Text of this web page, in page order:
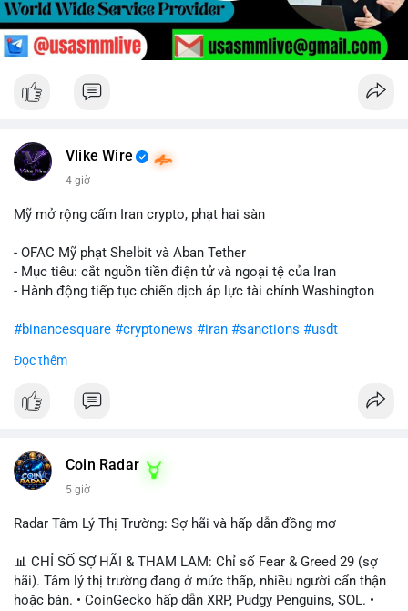
Vlike Wire
4 giờ
Mỹ mở rộng cấm Iran crypto, phạt hai sàn
- OFAC Mỹ phạt Shelbit và Aban Tether
- Mục tiêu: cắt nguồn tiền điện tử và ngoại tệ của Iran
- Hành động tiếp tục chiến dịch áp lực tài chính Washington
#binancesquare #cryptonews #iran #sanctions #usdt
$usdt
#vlikevn #titanbot
Đọc thêm
Coin Radar
5 giờ
Radar Tâm Lý Thị Trường: Sợ hãi và hấp dẫn đồng mơ
📊 CHỈ SỐ SỢ HÃI & THAM LAM: Chỉ số Fear & Greed 29 (sợ
hãi). Tâm lý thị trường đang ở mức thấp, nhiều người cẩn thận
hoặc bán. • CoinGecko hấp dẫn XRP, Pudgy Penguins, SOL. •